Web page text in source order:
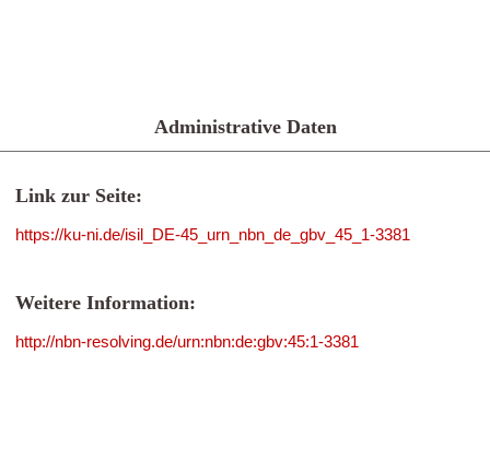
Administrative Daten
Link zur Seite:
https://ku-ni.de/isil_DE-45_urn_nbn_de_gbv_45_1-3381
Weitere Information:
http://nbn-resolving.de/urn:nbn:de:gbv:45:1-3381